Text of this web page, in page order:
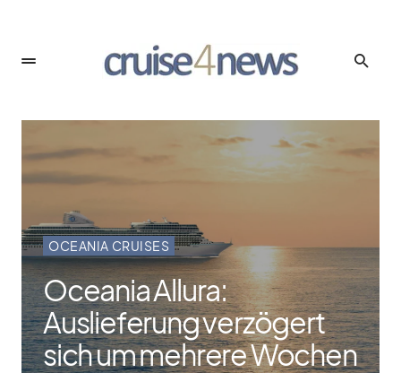
OCEANIA CRUISES
Oceania Allura:
Auslieferung verzögert
sich um mehrere Wochen